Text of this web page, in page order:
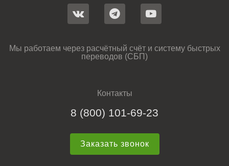
Мы работаем через расчётный счёт и систему быстрых
переводов (СБП)
Контакты
8 (800) 101-69-23
Заказать звонок